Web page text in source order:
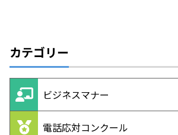
カテゴリー
ビジネスマナー
電話応対コンクール